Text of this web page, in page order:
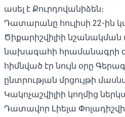
ասել է Քուրդովանիձեն։
Դատարանը հուլիսի 22-ին
Ծիքարիշվիլիի նշանակման
նախագահի հրամանագրի
հիմնված էր նույն օրը
ընտրության մրցույթի
Կակոչաշվիլիի կողմից
Դատավոր Լիելա